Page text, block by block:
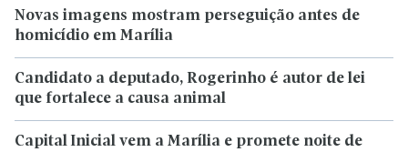
Novas imagens mostram perseguição antes de
homicídio em Marília
Candidato a deputado, Rogerinho é autor de lei
que fortalece a causa animal
Capital Inicial vem a Marília e promete noite de